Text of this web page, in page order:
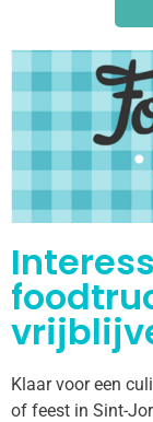
Klaar voor een
of feest in Sint-